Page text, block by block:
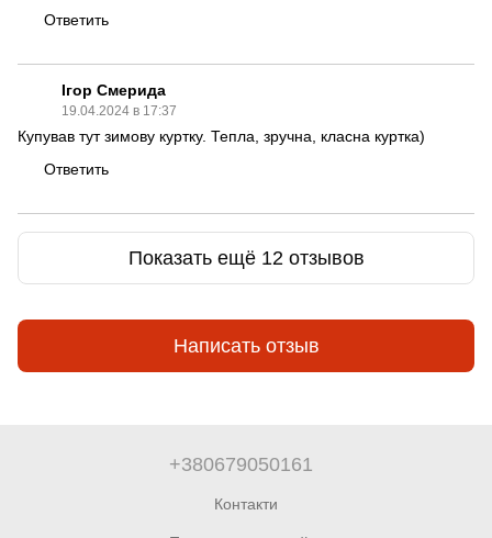
Ответить
Ігор Смерида
19.04.2024 в 17:37
Купував тут зимову куртку. Тепла, зручна, класна куртка)
Ответить
Показать ещё 12 отзывов
Написать отзыв
+380679050161
Контакти